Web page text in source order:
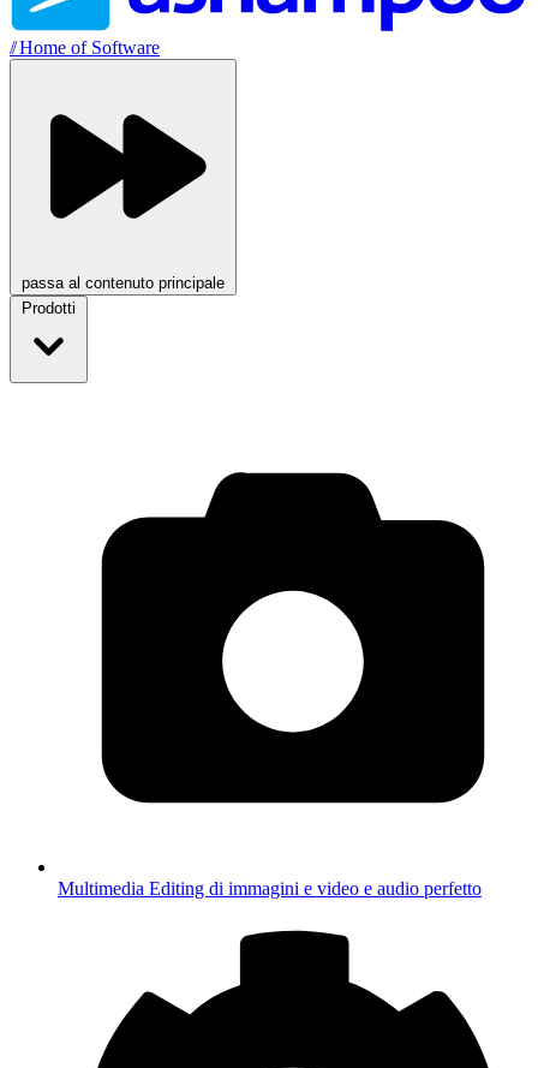
//Home of Software
passa al contenuto principale
Prodotti
Multimedia Editing di immagini e video e audio perfetto